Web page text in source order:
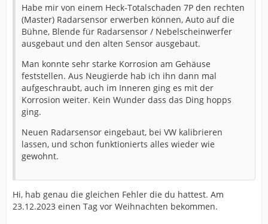
Habe mir von einem Heck-Totalschaden 7P den rechten
(Master) Radarsensor erwerben können, Auto auf die
Bühne, Blende für Radarsensor / Nebelscheinwerfer
ausgebaut und den alten Sensor ausgebaut.
Man konnte sehr starke Korrosion am Gehäuse
feststellen. Aus Neugierde hab ich ihn dann mal
aufgeschraubt, auch im Inneren ging es mit der
Korrosion weiter. Kein Wunder dass das Ding hopps
ging.
Neuen Radarsensor eingebaut, bei VW kalibrieren
lassen, und schon funktionierts alles wieder wie
gewohnt.
Hi, hab genau die gleichen Fehler die du hattest. Am
23.12.2023 einen Tag vor Weihnachten bekommen.